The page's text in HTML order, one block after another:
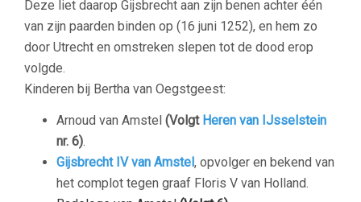
Deze liet daarop Gijsbrecht aan zijn benen achter één
van zijn paarden binden op (16 juni 1252), en hem zo
door Utrecht en omstreken slepen tot de dood erop
volgde.
Kinderen bij Bertha van Oegstgeest:
Arnoud van Amstel (Volgt Heren van IJsselstein
nr. 6).
Gijsbrecht IV van Amstel, opvolger en bekend van
het complot tegen graaf Floris V van Holland.